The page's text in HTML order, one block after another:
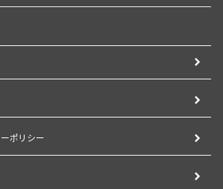
ポリシー